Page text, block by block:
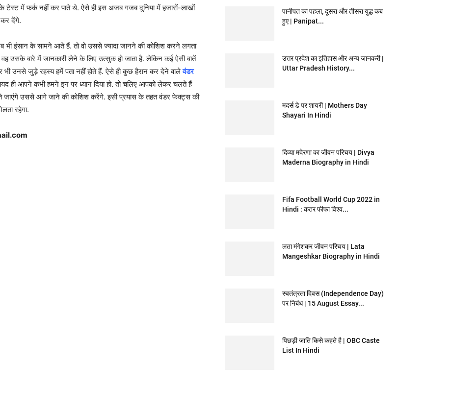
टेस्ट में फर्क नहीं कर पाते थे. ऐसे ही इस अजब गजब दुनिया में हजारों-लाखों
देंगे.
भी इंसान के सामने आते हैं. तो वो उससे ज्यादा जानने की कोशिश करने लगता
उसके बारे में जानकारी लेने के लिए उत्सुक हो जाता है. लेकिन कई ऐसी बातें
भी उनसे जुड़े रहस्य हमें पता नहीं होते हैं. ऐसे ही कुछ हैरान कर देने वालेवंडर
ही आपने कभी हमने इन पर ध्यान दिया हो. तो चलिए आपको लेकर चलते हैं
जाएंगे उससे आगे जाने की कोशिश करेंगे. इसी प्रयास के तहत वंडर फेक्ट्स की
रहेगा.
पानीपत का पहला, दूसरा और तीसरा युद्ध कब
हुए | Panipat...
उत्तर प्रदेश का इतिहास और अन्य जानकरी |
Uttar Pradesh History...
मदर्स डे पर शायरी | Mothers Day
Shayari In Hindi
दिव्या मदेरणा का जीवन परिचय | Divya
Maderna Biography in Hindi
Fifa Football World Cup 2022 in
Hindi : कतर फीफा विश्व...
लता मंगेशकर जीवन परिचय | Lata
Mangeshkar Biography in Hindi
स्वतंत्रता दिवस (Independence Day)
पर निबंध | 15 August Essay...
पिछड़ी जाति किसे कहते है | OBC Caste
List In Hindi